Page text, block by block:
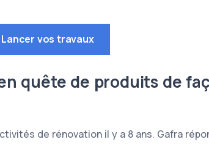
Lancer vos travaux
quête de produits de
de rénovation il y a 8 ans. Gafra